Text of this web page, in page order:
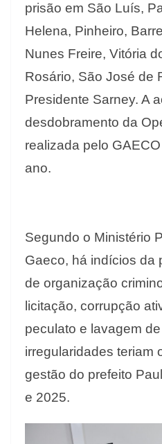
prisão em São Luís,
Helena, Pinheiro,
Nunes Freire, Vitória
Rosário, São José de
Presidente Sarney. A
desdobramento da
realizada pelo
ano.
Segundo o Ministério
Gaeco, há indícios da
de organização
licitação, corrupção
peculato e lavagem
irregularidades teriam
gestão do prefeito
e 2025.